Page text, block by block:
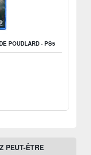
POUDLARD - PS5
PEUT-ÊTRE